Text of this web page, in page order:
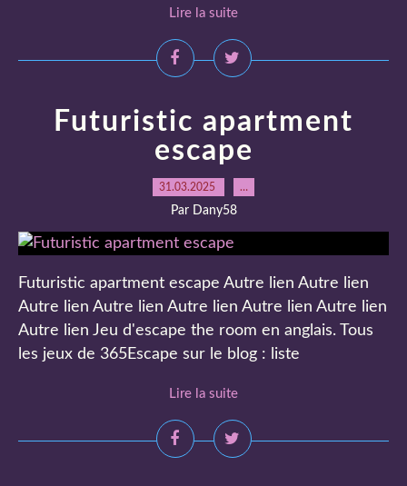
Lire la suite
Futuristic apartment
escape
31.03.2025 …
Par Dany58
Futuristic apartment escape Autre lien Autre lien
Autre lien Autre lien Autre lien Autre lien Autre lien
Autre lien Jeu d'escape the room en anglais. Tous
les jeux de 365Escape sur le blog : liste
Lire la suite